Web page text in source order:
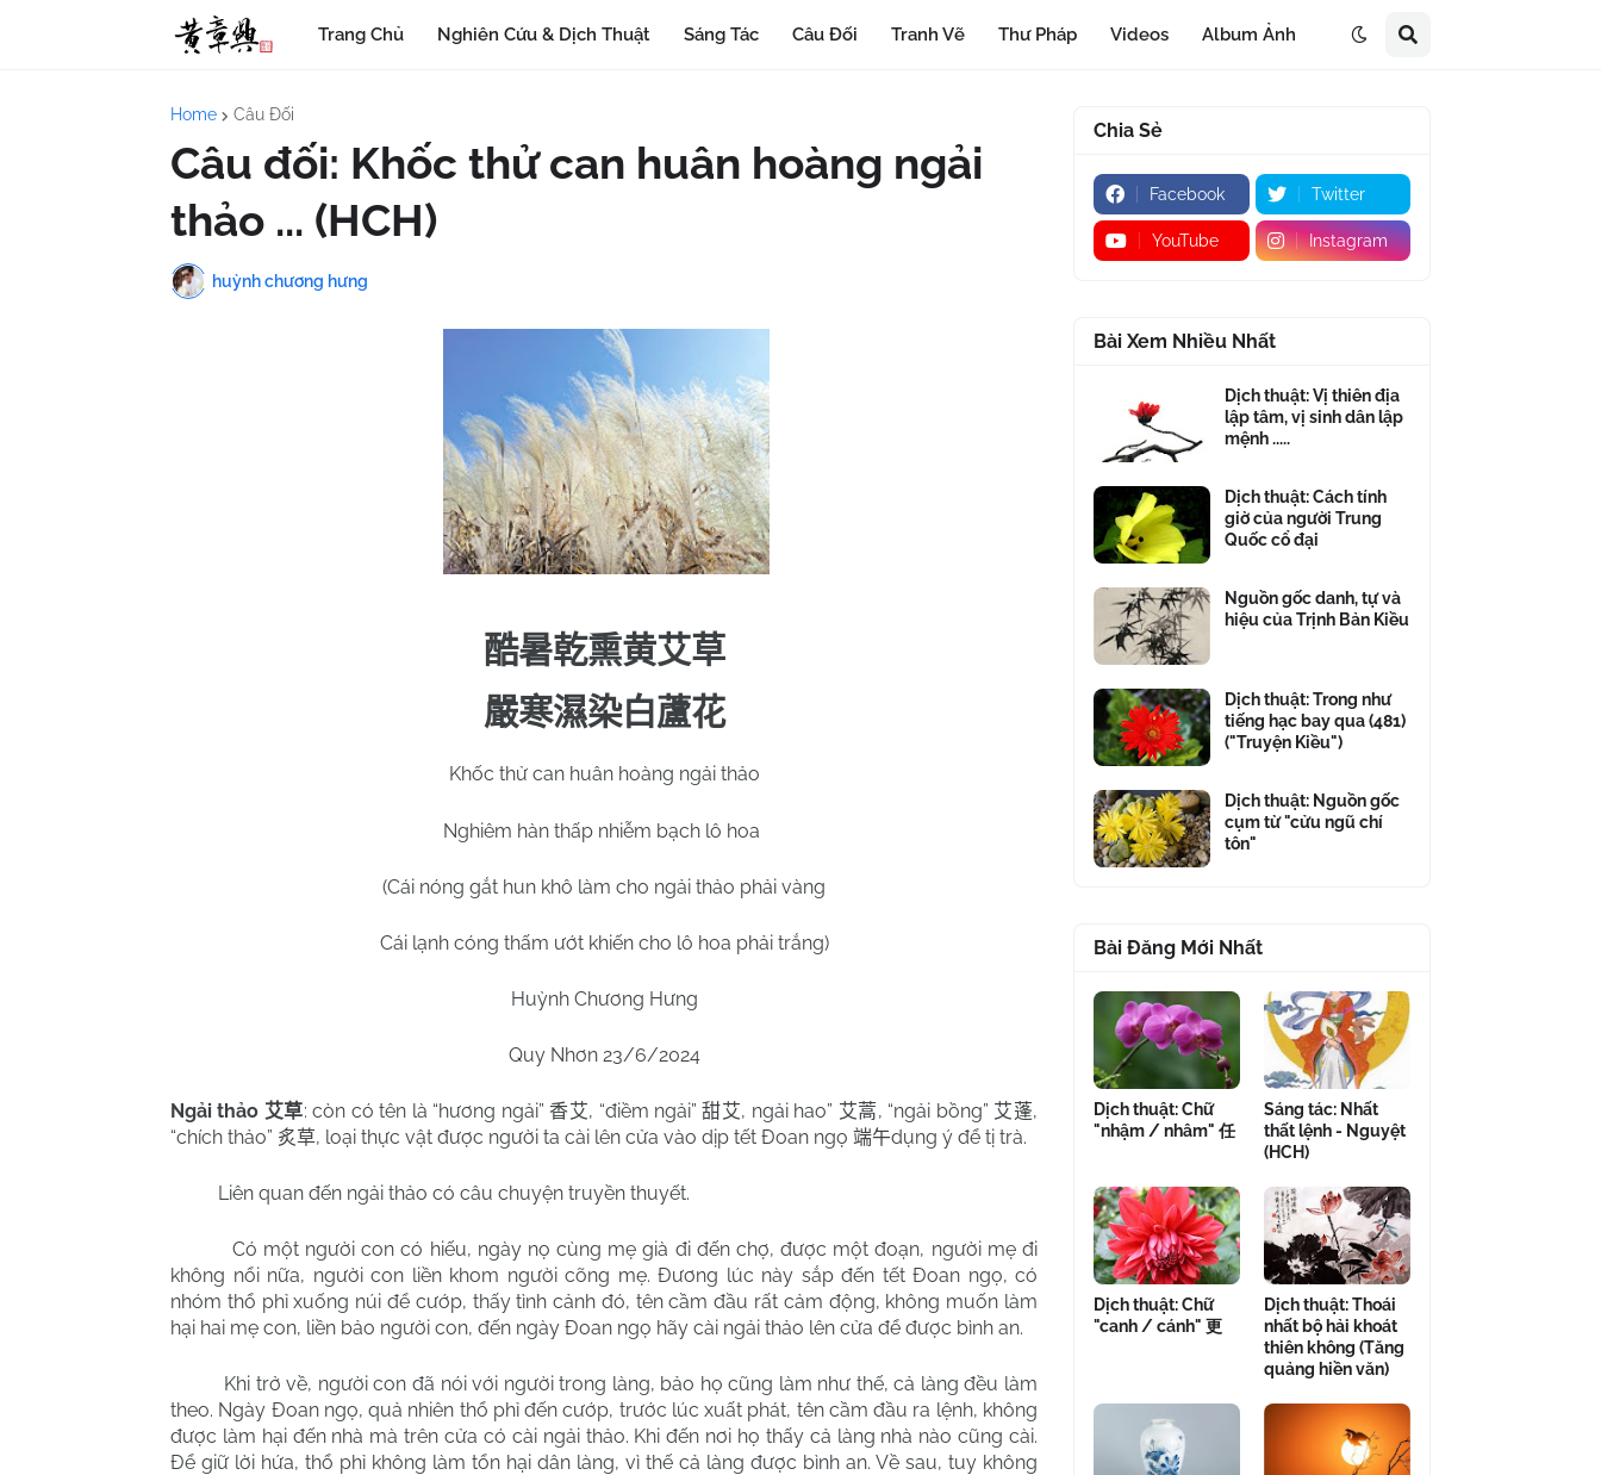
Trang Chủ Nghiên Cứu & Dịch Thuật Sáng Tác Câu Đối Tranh Vẽ Thư Pháp Videos Album Ảnh
Home Câu Đối
Câu đối: Khốc thử can huân hoàng ngải
thảo ... (HCH)
huỳnh chương hưng
酷暑乾熏黄艾草
嚴寒濕染白蘆花
Khốc thử can huân hoàng ngải thảo
Nghiêm hàn thấp nhiễm bạch lô hoa
(Cái nóng gắt hun khô làm cho ngải thảo phải vàng
Cái lạnh cóng thấm ướt khiến cho lô hoa phải trắng)
Huỳnh Chương Hưng
Quy Nhơn 23/6/2024
Ngải thảo 艾草: còn có tên là “hương ngải” 香艾, “điềm ngải”甜艾, ngải hao” 艾蒿, “ngải bồng” 艾蓬,
“chích thảo” 炙草, loại thực vật được người ta cài lên cửa vào dịp tết Đoan ngọ 端午dụng ý để tị trà.
Liên quan đến ngải thảo có câu chuyện truyền thuyết.
Có một người con có hiếu, ngày nọ cùng mẹ già đi đến chợ, được một đoạn, người mẹ đi
không nổi nữa, người con liền khom người cõng mẹ. Đương lúc này sắp đến tết Đoan ngọ, có
nhóm thổ phỉ xuống núi để cướp, thấy tình cảnh đó, tên cầm đầu rất cảm động, không muốn làm
hại hai mẹ con, liền bảo người con, đến ngày Đoan ngọ hãy cài ngải thảo lên cửa để được bình an.
Khi trở về, người con đã nói với người trong làng, bảo họ cũng làm như thế, cả làng đều làm
theo. Ngày Đoan ngọ, quả nhiên thổ phỉ đến cướp, trước lúc xuất phát, tên cầm đầu ra lệnh, không
được làm hại đến nhà mà trên cửa có cài ngải thảo. Khi đến nơi họ thấy cả làng nhà nào cũng cài.
Để giữ lời hứa, thổ phỉ không làm tổn hại dân làng, vì thế cả làng được bình an. Về sau, tuy không
Chia Sẻ
Facebook Twitter
YouTube Instagram
Bài Xem Nhiều Nhất
Dịch thuật: Vị thiên địa
lập tâm, vị sinh dân lập
mệnh .....
Dịch thuật: Cách tính
giờ của người Trung
Quốc cổ đại
Nguồn gốc danh, tự và
hiệu của Trịnh Bản Kiều
Dịch thuật: Trong như
tiếng hạc bay qua (481)
("Truyện Kiều")
Dịch thuật: Nguồn gốc
cụm từ "cửu ngũ chí
tôn"
Bài Đăng Mới Nhất
Dịch thuật: Chữ
"nhậm / nhâm" 任
Sáng tác: Nhất
thất lệnh - Nguyệt
(HCH)
Dịch thuật: Chữ
"canh / cánh" 更
Dịch thuật: Thoái
nhất bộ hải khoát
thiên không (Tăng
quảng hiền văn)